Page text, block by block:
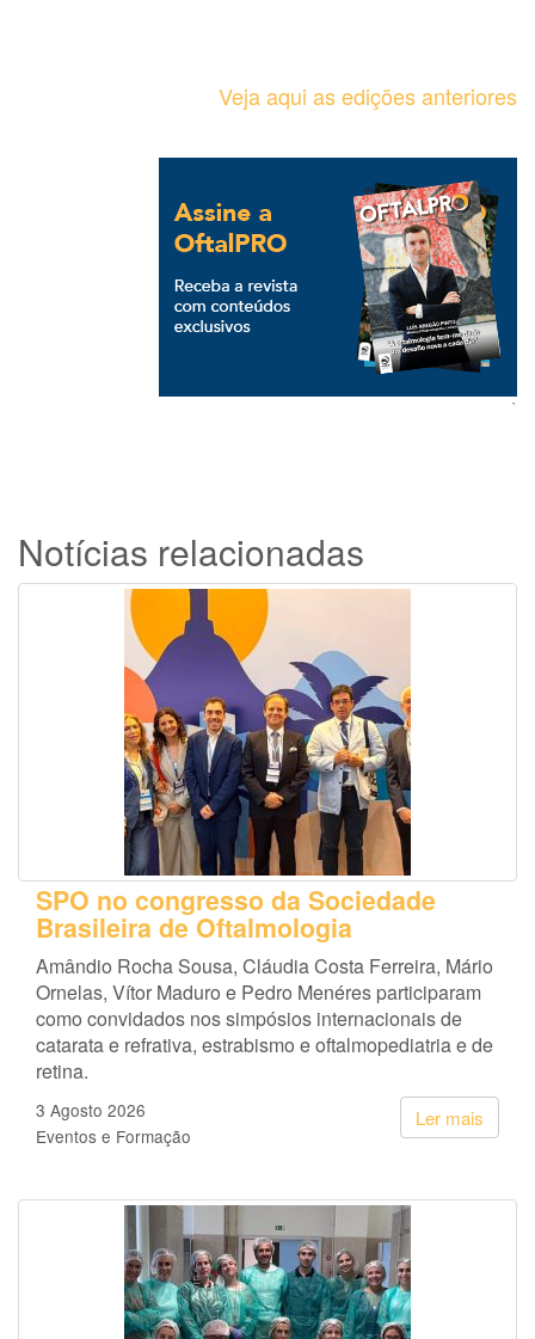
Veja aqui as edições anteriores
`
Notícias relacionadas
SPO no congresso da Sociedade
Brasileira de Oftalmologia
Amândio Rocha Sousa, Cláudia Costa Ferreira, Mário
Ornelas, Vítor Maduro e Pedro Menéres participaram
como convidados nos simpósios internacionais de
catarata e refrativa, estrabismo e oftalmopediatria e de
retina.
Ler mais
3 Agosto 2026
Eventos e Formação